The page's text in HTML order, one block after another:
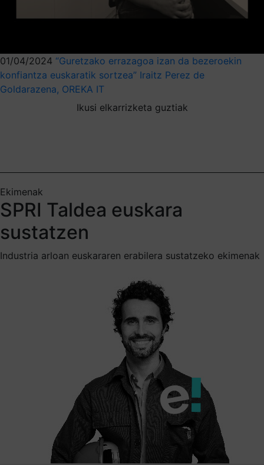
01/04/2024 “Guretzako errazagoa izan da bezeroekin
konfiantza euskaratik sortzea” Iraitz Perez de
Goldarazena, OREKA IT
Ikusi elkarrizketa guztiak
Ekimenak
SPRI Taldea euskara
sustatzen
Industria arloan euskararen erabilera sustatzeko ekimenak